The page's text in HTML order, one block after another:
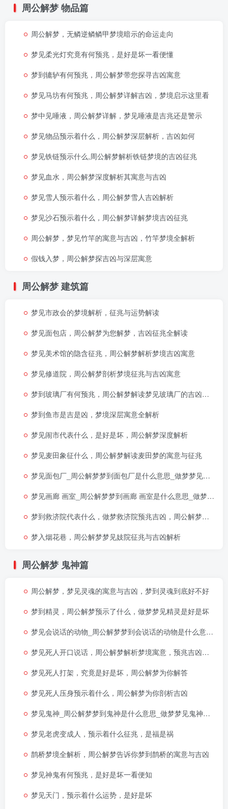
周公解梦物品篇
周公解梦，无鳞逆鳞鳞甲梦境暗示的命运走向
梦见柔光灯究竟有何预兆，是好是坏一看便懂
梦到辘轳有何预兆，周公解梦带您探寻吉凶寓意
梦见马坊有何预兆，周公解梦详解吉凶，梦境启示这里看
梦中见唾液，周公解梦详解，梦见唾液是吉兆还是警示
梦见物品预示着什么，周公解梦深层解析，吉凶如何
梦见铁链预示什么,周公解梦解析铁链梦境的吉凶征兆
梦见血水，周公解梦深度解析其寓意与吉凶
梦见雪人预示着什么，周公解梦雪人吉凶解析
梦见沙石预示着什么，周公解梦详解梦境吉凶征兆
周公解梦，梦见竹竿的寓意与吉凶，竹竿梦境全解析
假钱入梦，周公解梦探吉凶与深层寓意
周公解梦建筑篇
梦见市政会的梦境解析，征兆与运势解读
梦见面包店，周公解梦为您解梦，吉凶征兆全解读
梦见美术馆的隐含征兆，周公解梦解析梦境吉凶寓意
梦见修道院，周公解梦剖析梦境征兆与吉凶寓意
梦到玻璃厂有何预兆，周公解梦解读梦见玻璃厂的吉凶寓意
梦到鱼市是吉是凶，梦境深层寓意全解析
梦见闹市代表什么，是好是坏，周公解梦深度解析
梦见麦田象征什么，周公解梦解读麦田梦的寓意与征兆
梦见面包厂_周公解梦梦到面包厂是什么意思_做梦梦见面包厂好不好
梦见画廊 画室_周公解梦梦到画廊 画室是什么意思_做梦梦见画廊 画室好不好
梦到救济院代表什么，做梦救济院预兆吉凶，周公解梦救济院寓意
梦入烟花巷，周公解梦梦见妓院征兆与吉凶解析
周公解梦 鬼神篇
周公解梦，梦见灵魂的寓意与吉凶，梦到灵魂到底好不好
梦到精灵，周公解梦预示了什么，做梦梦见精灵是好是坏
梦见会说话的动物_周公解梦梦到会说话的动物是什么意思_做梦梦见会说话的动物好不好
梦见死人开口说话，周公解梦解析梦境寓意，预兆吉凶如何
梦见死人打架，究竟是好是坏，周公解梦为你解答
梦见死人压身预示着什么，周公解梦为你剖析吉凶
梦见鬼神_周公解梦梦到鬼神是什么意思_做梦梦见鬼神好不好
梦见老虎变成人，预示着什么征兆，是福是祸
鹊桥梦境全解析，周公解梦告诉你梦到鹊桥的寓意与吉凶
梦见神鬼有何预兆，是好是坏一看便知
梦见天门，预示着什么运势，是好是坏